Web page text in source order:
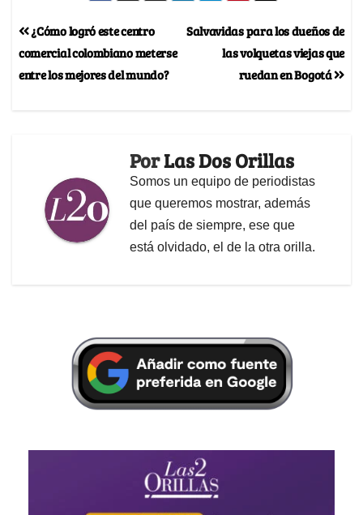
Salvavidas para los dueños de
las volquetas viejas que
ruedan en Bogotá
¿Cómo logró este centro
comercial colombiano meterse
entre los mejores del mundo?
PorLas Dos Orillas
Somos un equipo de periodistas
que queremos mostrar, además
del país de siempre, ese que
está olvidado, el de la otra orilla.